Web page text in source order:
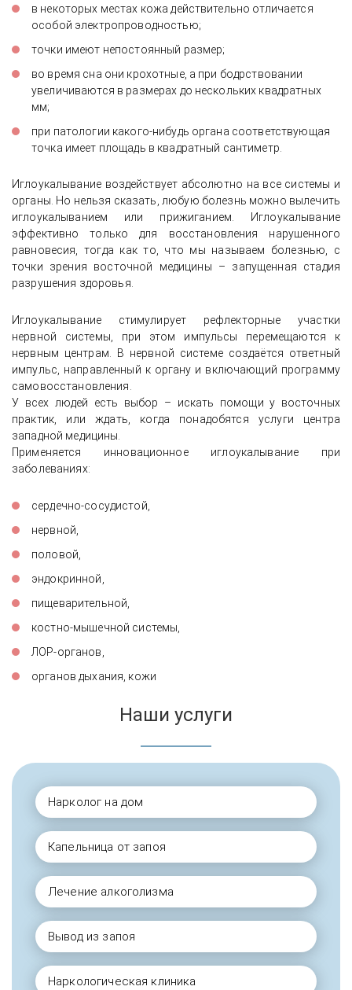
в некоторых местах кожа действительно отличается
особой электропроводностью;
точки имеют непостоянный размер;
во время сна они крохотные, а при бодрствовании
увеличиваются в размерах до нескольких квадратных
мм;
при патологии какого-нибудь органа соответствующая
точка имеет площадь в квадратный сантиметр.
Иглоукалывание воздействует абсолютно на все системы и
органы. Но нельзя сказать, любую болезнь можно вылечить
иглоукалыванием или прижиганием. Иглоукалывание
эффективно только для восстановления нарушенного
равновесия, тогда как то, что мы называем болезнью, с
точки зрения восточной медицины – запущенная стадия
разрушения здоровья.
Иглоукалывание стимулирует рефлекторные участки
нервной системы, при этом импульсы перемещаются к
нервным центрам. В нервной системе создаётся ответный
импульс, направленный к органу и включающий программу
самовосстановления.
У всех людей есть выбор – искать помощи у восточных
практик, или ждать, когда понадобятся услуги центра
западной медицины.
Применяется инновационное иглоукалывание при
заболеваниях:
сердечно-сосудистой,
нервной,
половой,
эндокринной,
пищеварительной,
костно-мышечной системы,
ЛОР-органов,
органов дыхания, кожи
Наши услуги
Нарколог на дом
Капельница от запоя
Лечение алкоголизма
Вывод из запоя
Наркологическая клиника